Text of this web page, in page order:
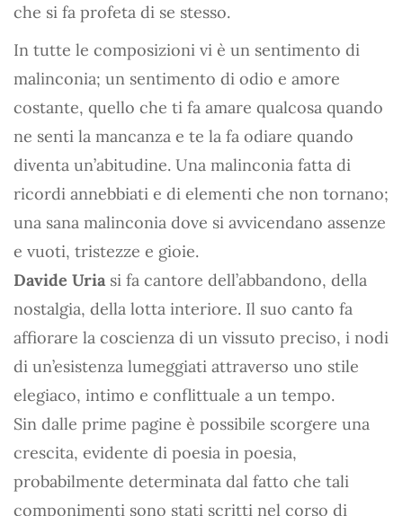
che si fa profeta di se stesso.
In tutte le composizioni vi è un sentimento di
malinconia; un sentimento di odio e amore
costante, quello che ti fa amare qualcosa quando
ne senti la mancanza e te la fa odiare quando
diventa un’abitudine. Una malinconia fatta di
ricordi annebbiati e di elementi che non tornano;
una sana malinconia dove si avvicendano assenze
e vuoti, tristezze e gioie.
Davide Uria si fa cantore dell’abbandono, della
nostalgia, della lotta interiore. Il suo canto fa
affiorare la coscienza di un vissuto preciso, i nodi
di un’esistenza lumeggiati attraverso uno stile
elegiaco, intimo e conflittuale a un tempo.
Sin dalle prime pagine è possibile scorgere una
crescita, evidente di poesia in poesia,
probabilmente determinata dal fatto che tali
componimenti sono stati scritti nel corso di